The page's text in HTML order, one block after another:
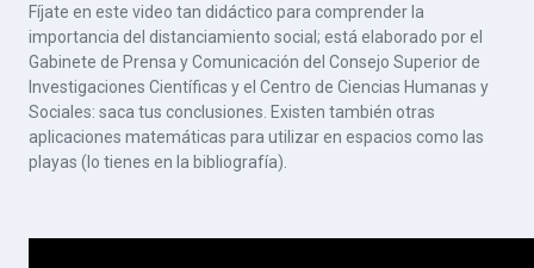
Fíjate en este video tan didáctico para comprender la
importancia del distanciamiento social; está elaborado por el
Gabinete de Prensa y Comunicación del Consejo Superior de
Investigaciones Científicas y el Centro de Ciencias Humanas y
Sociales: saca tus conclusiones. Existen también otras
aplicaciones matemáticas para utilizar en espacios como las
playas (lo tienes en la bibliografía).